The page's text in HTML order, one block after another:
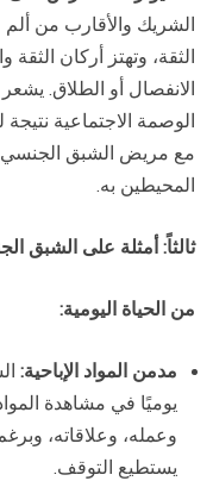
الشريك والأقارب من
الثقة، وتهتز أركان الثقة
الانفصال أو الطلاق.
الوصمة الاجتماعية
مع مريض الشبق الجنسي
المحيطين به.
ثالثاً: أمثلة على الشبق
من الحياة اليومية:
مدمن المواد الإباحية:
يوميًا في مشاهدة
وعمله، وعلاقاته،
يستطيع التوقف.